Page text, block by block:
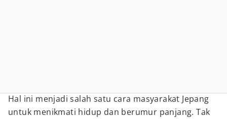
Hal ini menjadi salah satu cara masyarakat Jepang
untuk menikmati hidup dan berumur panjang. Tak